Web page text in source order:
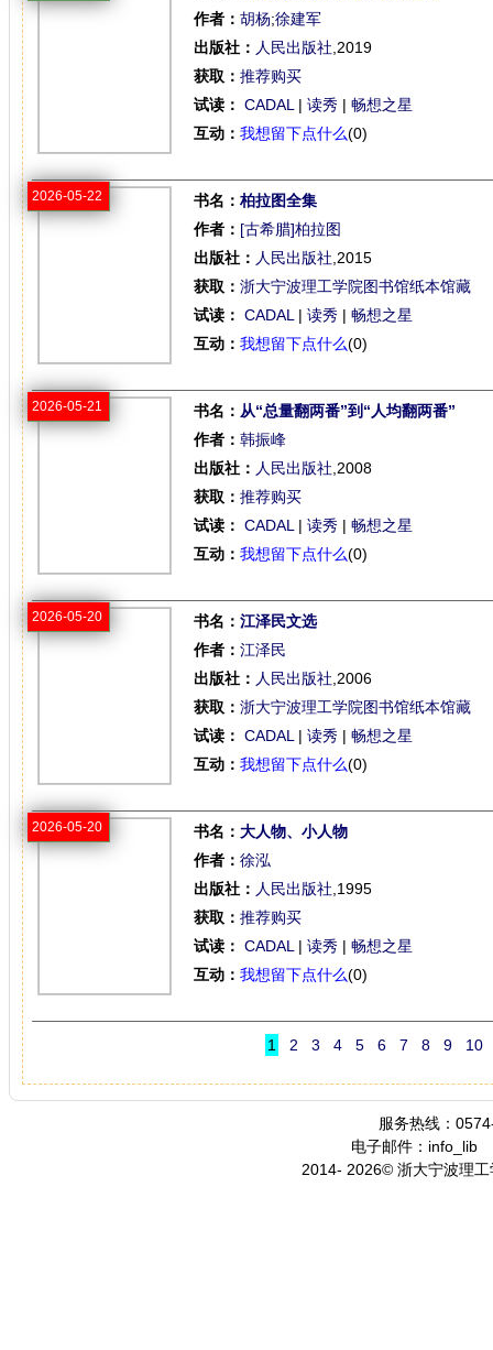
作者： 胡杨;徐建军
出版社： 人民出版社 ,2019
获取： 推荐购买
试读： CADAL | 读秀 | 畅想之星
互动： 我想留下点什么(0)
2026-05-22 书名： 柏拉图全集
作者： [古希腊]柏拉图
出版社： 人民出版社 ,2015
获取： 浙大宁波理工学院图书馆纸本馆藏
试读： CADAL | 读秀 | 畅想之星
互动： 我想留下点什么(0)
2026-05-21 书名： 从“总量翻两番”到“人均翻两番”
作者： 韩振峰
出版社： 人民出版社 ,2008
获取： 推荐购买
试读： CADAL | 读秀 | 畅想之星
互动： 我想留下点什么(0)
2026-05-20 书名： 江泽民文选
作者： 江泽民
出版社： 人民出版社 ,2006
获取： 浙大宁波理工学院图书馆纸本馆藏
试读： CADAL | 读秀 | 畅想之星
互动： 我想留下点什么(0)
2026-05-20 书名： 大人物、小人物
作者： 徐泓
出版社： 人民出版社 ,1995
获取： 推荐购买
试读： CADAL | 读秀 | 畅想之星
互动： 我想留下点什么(0)
1 2 3 4 5 6 7 8 9 10
服务热线：
电子邮件：info_lib
2014- 2026© 浙大宁波理工